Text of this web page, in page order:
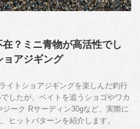
？ミニ青物が高活性でし
ョアジギング
イトショアジギングを楽しんだ釣行
したが、ベイトを追うショゴやワカ
ーク Rサーディン30gなど、実際に
ヒットパターンを紹介します。